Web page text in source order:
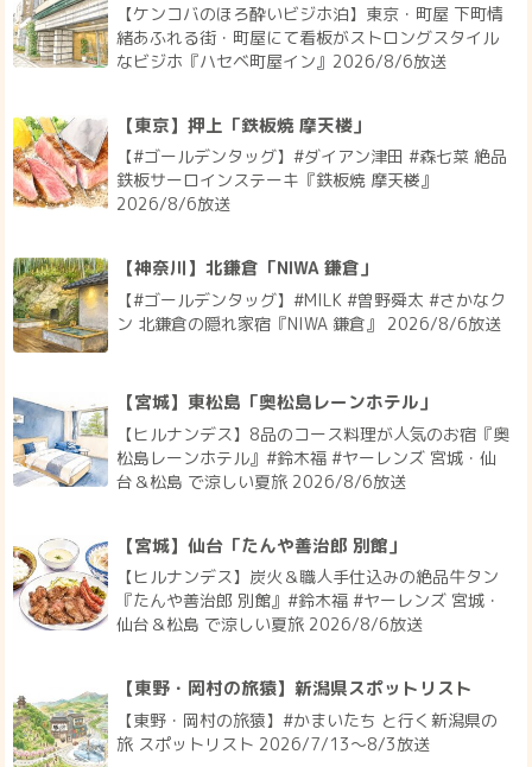
【ケンコバのほろ酔いビジホ泊】東京・町屋 下町情
緒あふれる街・町屋にて看板がストロングスタイル
なビジホ『ハセベ町屋イン』2026/8/6放送
【東京】押上「鉄板焼 摩天楼」
【#ゴールデンタッグ】#ダイアン津田 #森七菜 絶品
鉄板サーロインステーキ『鉄板焼 摩天楼』
2026/8/6放送
【神奈川】北鎌倉「NIWA 鎌倉」
【#ゴールデンタッグ】#MILK #曽野舜太 #さかなク
ン 北鎌倉の隠れ家宿『NIWA 鎌倉』 2026/8/6放送
【宮城】東松島「奥松島レーンホテル」
【ヒルナンデス】8品のコース料理が人気のお宿『奥
松島レーンホテル』#鈴木福 #ヤーレンズ 宮城・仙
台＆松島 で涼しい夏旅 2026/8/6放送
【宮城】仙台「たんや善治郎 別館」
【ヒルナンデス】炭火＆職人手仕込みの絶品牛タン
『たんや善治郎 別館』#鈴木福 #ヤーレンズ 宮城・
仙台＆松島 で涼しい夏旅 2026/8/6放送
【東野・岡村の旅猿】新潟県スポットリスト
【東野・岡村の旅猿】#かまいたち と行く新潟県の
旅 スポットリスト 2026/7/13〜8/3放送